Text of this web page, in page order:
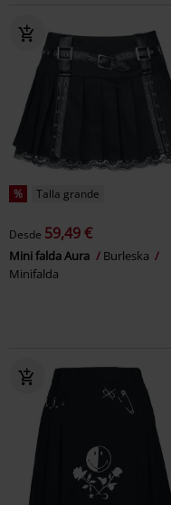
% Talla grande
Desde 59,49 €
Mini falda Aura
Burleska
Minifalda